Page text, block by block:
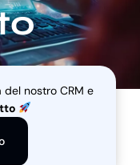
nostro CRM e